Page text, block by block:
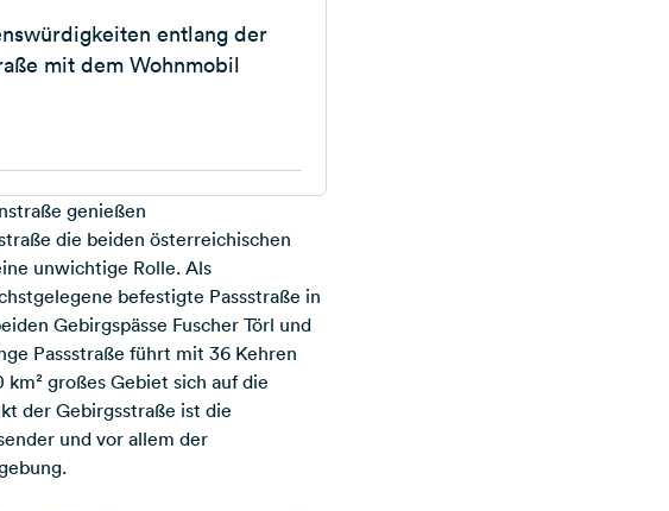
entlang der
mit dem Wohnmobil
genießen
die beiden österreichischen
unwichtige Rolle. Als
befestigte Passstraße in
Gebirgspässe Fuscher Törl und
Passstraße führt mit 36 Kehren
großes Gebiet sich auf die
der Gebirgsstraße ist die
und vor allem der